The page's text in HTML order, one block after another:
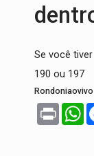
Se você
190 ou 197
Rondoniaovivo
Print